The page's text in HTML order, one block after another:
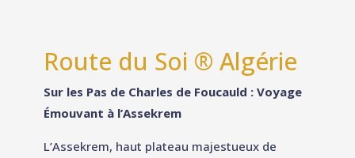
Route du Soi ® Algérie
Sur les Pas de Charles de Foucauld : Voyage
Émouvant à l’Assekrem
L’Assekrem, haut plateau majestueux de